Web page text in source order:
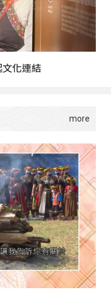
化連結